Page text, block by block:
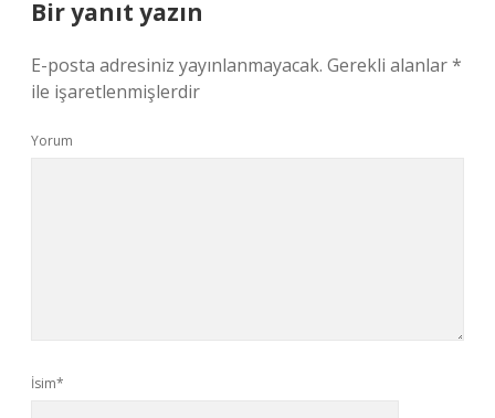
Bir yanıt yazın
E-posta adresiniz yayınlanmayacak. Gerekli alanlar*
ile işaretlenmişlerdir
Yorum
İsim*